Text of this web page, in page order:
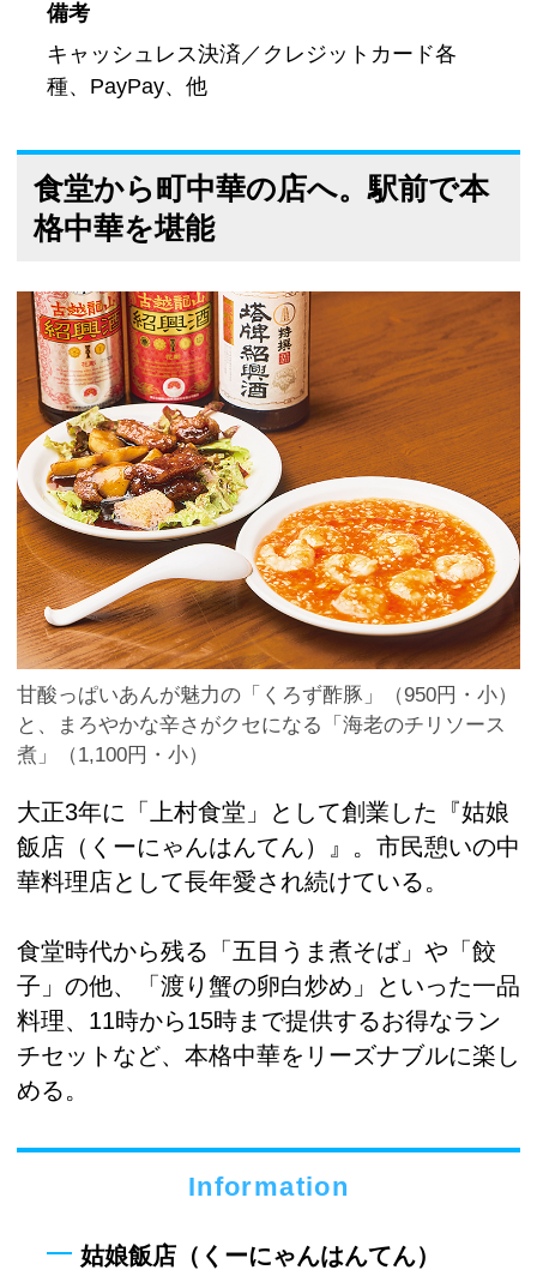
備考
キャッシュレス決済／クレジットカード各
種、PayPay、他
食堂から町中華の店へ。駅前で本
格中華を堪能
甘酸っぱいあんが魅力の「くろず酢豚」（950円・小）
と、まろやかな辛さがクセになる「海老のチリソース
煮」（1,100円・小）
大正3年に「上村食堂」として創業した『姑娘
飯店（くーにゃんはんてん）』。市民憩いの中
華料理店として長年愛され続けている。
食堂時代から残る「五目うま煮そば」や「餃
子」の他、「渡り蟹の卵白炒め」といった一品
料理、11時から15時まで提供するお得なラン
チセットなど、本格中華をリーズナブルに楽し
める。
Information
姑娘飯店（くーにゃんはんてん）